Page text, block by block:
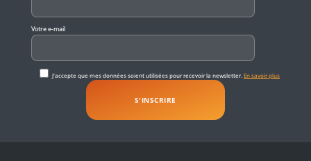
Votre e-mail
J'accepte que mes données soient utilisées pour recevoir la newsletter.En savoir plus